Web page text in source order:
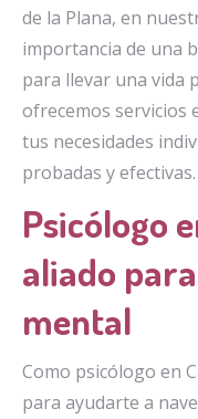
de la Plana, en
importancia de una
para llevar una vida
ofrecemos servicios
tus necesidades
probadas y efectivas.
Psicólogo
aliado
mental
Como psicólogo en
para ayudarte a